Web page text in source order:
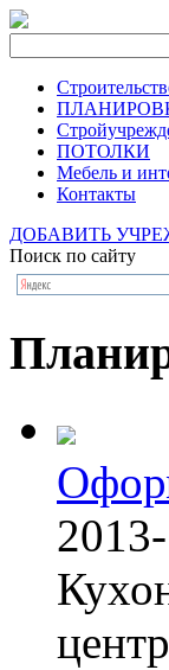
ПОТОЛКИ
Мебель и
Контакты
ДОБАВИТЬ
Поиск по сайту